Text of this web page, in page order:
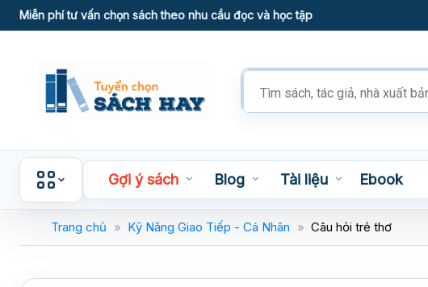
Skip
to
Miễn phí tư vấn chọn sách theo nhu cầu đọc và học tập
Tìm
kiếm
phẩm
Gợi ý sách Blog Tài liệu Ebook
Trang chủ » Kỹ Năng Giao Tiếp - Cá Nhân » Câu hỏi trẻ thơ